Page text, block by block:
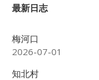
最新日志
梅河口
2026-07-01
知北村